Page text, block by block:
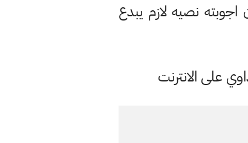
نصيه لازم يبدع
على الانترنت